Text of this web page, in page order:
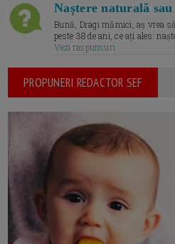
Naștere naturală
Bună, Dragi mămici, aș vrea
peste 38 de ani, ce ați ales:
Vezi raspunsuri
PROPUNERI REDACTOR SEF